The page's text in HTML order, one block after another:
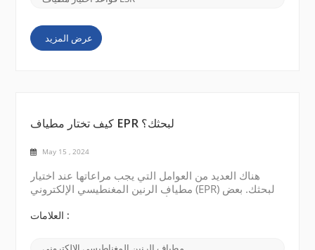
عرض المزيد
كيف تختار مطياف EPR لبحثك؟
May 15 , 2024
هناك العديد من العوامل التي يجب مراعاتها عند اختيار
مطياف الرنين المغنطيسي الإلكتروني (EPR) لبحثك. بعض
التردد اللازم لدراستك. تتوفر مقاييس الطيف EPR في
العلامات :